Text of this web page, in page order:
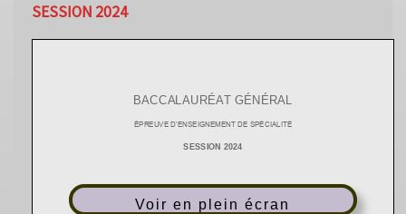
SESSION 2024
Voir en plein écran